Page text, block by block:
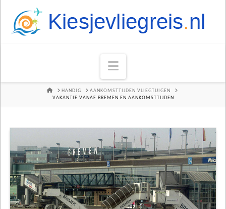
Navigation
HOMEHANDIG
AANKOMSTTIJDEN VLIEGTUIGEN
VAKANTIE VANAF BREMEN EN AANKOMSTTIJDEN